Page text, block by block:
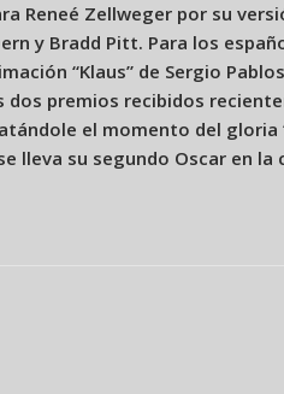
Reneé Zellweger por su
y Bradd Pitt. Para los
“Klaus” de Sergio
premios recibidos
el momento del
lleva su segundo Oscar en